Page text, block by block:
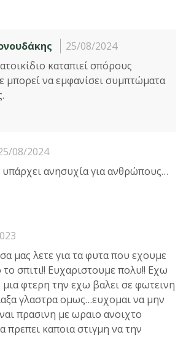
25/08/2024
καταπιεί σπόρους
μπορεί να εμφανίσει συμπτώματα
08/2024
ανησυχία για ανθρώπους…
μας λετε για τα φυτα που εχουμε
σπιτι!! Ευχαριστουμε πολυ!! Εχω
μια φτερη την εχω βαλει σε φωτεινη
γλαστρα ομως…ευχομαι να μην
πρασινη με ωραιο ανοιχτο
καποια στιγμη να την